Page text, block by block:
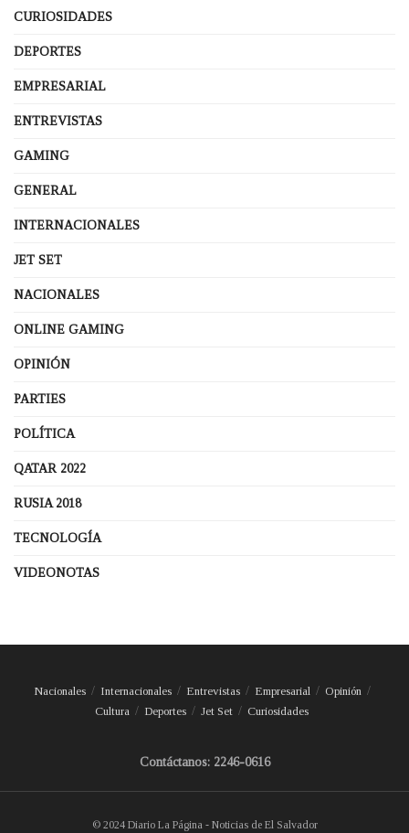
CURIOSIDADES
DEPORTES
EMPRESARIAL
ENTREVISTAS
GAMING
GENERAL
INTERNACIONALES
JET SET
NACIONALES
ONLINE GAMING
OPINIÓN
PARTIES
POLÍTICA
QATAR 2022
RUSIA 2018
TECNOLOGÍA
VIDEONOTAS
Nacionales Internacionales Entrevistas Empresarial
Opinión
Cultura
Deportes Jet Set Curiosidades
Contáctanos: 2246-0616
© 2024 Diario La Página - Noticias de El Salvador